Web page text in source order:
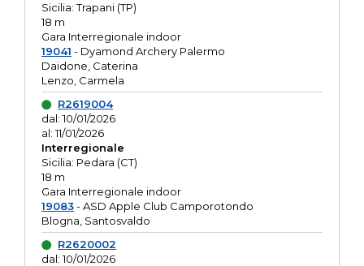
Sicilia: Trapani (TP)
18 m
Gara Interregionale indoor
19041 - Dyamond Archery Palermo
Daidone, Caterina
Lenzo, Carmela
R2619004
dal: 10/01/2026
al: 11/01/2026
Interregionale
Sicilia: Pedara (CT)
18 m
Gara Interregionale indoor
19083- ASD Apple Club Camporotondo
Blogna, Santosvaldo
R2620002
dal: 10/01/2026